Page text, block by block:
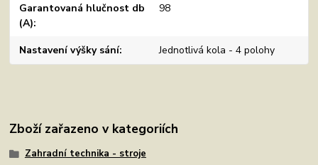
Garantovaná hlučnost db
(A)
98
Nastavení výšky sání Jednotlivá kola - 4 polohy
Zboží zařazeno v kategoriích
Zahradní technika - stroje